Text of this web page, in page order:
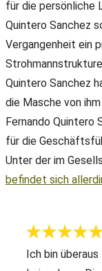
für die persönliche
Quintero Sanchez
Vergangenheit ein
Quintero Sanchez
die Masche von
Fernando Quintero
für die
Unter der im
befindet sich
Ich bin